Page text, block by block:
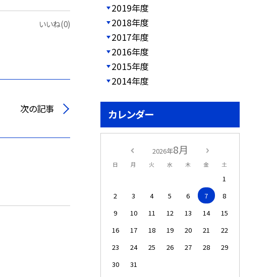
いいね(0)
次の記事
2019年度
2018年度
2017年度
2016年度
2015年度
2014年度
カレンダー
2026年8月
日 月 火 水 木 金 土
1
2
3 4 5 6 7
8
9
10 11 12 13 14
15
16
17 18 19 20 21
22
23
24 25 26 27 28
29
30
31